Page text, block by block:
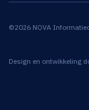
©2026 NOVA
Design en ontwikkeling